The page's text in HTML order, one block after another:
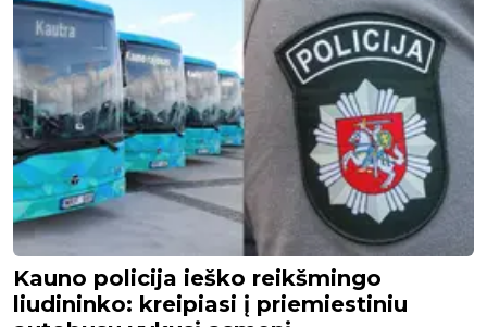
Kauno policija ieško reikšmingo
liudininko: kreipiasi į priemiestiniu